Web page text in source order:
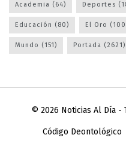
Academia (64) Deportes
Educación (80) El Oro
Mundo (151) Portada (2621)
© 2026 Noticias Al Día-
Código Deontológico